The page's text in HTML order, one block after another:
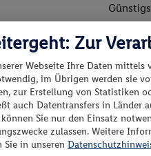
los?
Zur
Webseite Ihre Daten mittels
im Übrigen werden sie
zur Erstellung von Statistiken
auch Datentransfers in Länder
Sie nur den Einsatz
zulassen. Weitere
in unseren